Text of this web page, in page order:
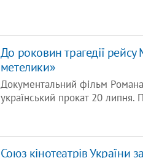
До роковин трагедії рейсу
метелики»
Документальний фільм
український прокат 20
Союз кінотеатрів України